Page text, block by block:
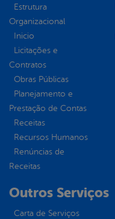
Estrutura
Organizacional
Inicio
Licitações e
Contratos
Obras Públicas
Planejamento e
Prestação de Contas
Receitas
Recursos Humanos
Renúncias de
Receitas
Outros Serviços
Carta de Serviços